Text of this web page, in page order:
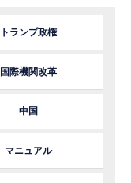
トランプ政権
国際機関改革
中国
マニュアル